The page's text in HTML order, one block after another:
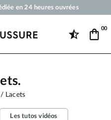
en 24 heures ouvrées
dès 50 €
00
Lacets
Les tutos vidéos